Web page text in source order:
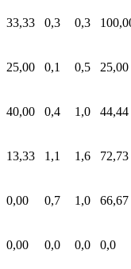
33,33 0,3 0,3
25,00 0,1 0,5 25,00
40,00 0,4 1,0 44,44
13,33 1,1 1,6 72,73
0,00 0,7 1,0 66,67
0,00 0,0 0,0 0,0